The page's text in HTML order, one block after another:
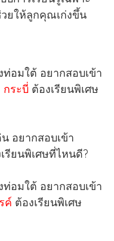
วยให้ลูกคุณเก่งขึ้น
ท่อมใต้ อยากสอบเข้า
กระบี่ ต้องเรียนพิเศษ
น อยากสอบเข้า
รียนพิเศษที่ไหนดี?
ท่อมใต้ อยากสอบเข้า
ค์ ต้องเรียนพิเศษ